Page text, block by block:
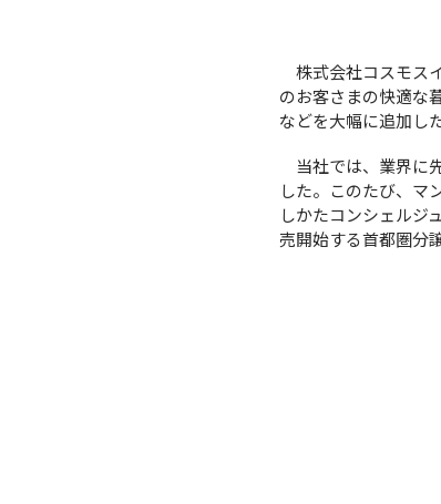
株式会社コスモス
のお客さまの快適な
などを大幅に追加し
当社では、業界に
した。このたび、マ
しかたコンシェルジ
売開始する首都圏分